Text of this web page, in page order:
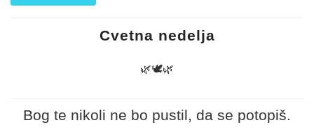
Cvetna nedelja
🌿🕊🌿
Bog te nikoli ne bo pustil, da se potopiš.